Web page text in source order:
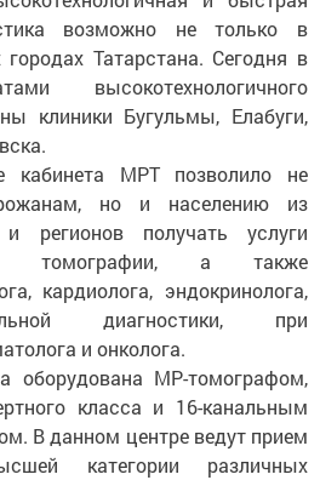
возможно не только в
Татарстана. Сегодня в
высокотехнологичного
клиники Бугульмы, Елабуги,
кабинета МРТ позволило не
но и населению из
регионов получать услуги
томографии, а также
кардиолога, эндокринолога,
диагностики, при
и онколога.
оборудована МР-томографом,
класса и 16-канальным
В данном центре ведут прием
категории различных